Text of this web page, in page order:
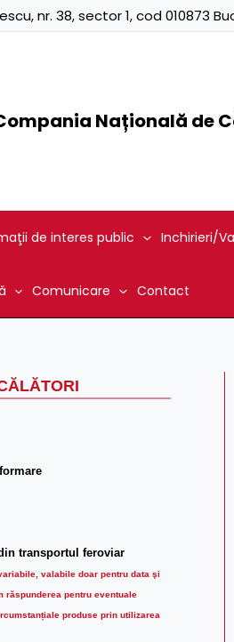
nr. 38, sector 1, cod 010873
Națională de
de interes public Inchirieri/
Comunicare Contact
transportul feroviar
valabile doar pentru data şi
răspunderea pentru eventuale
produse prin utilizarea